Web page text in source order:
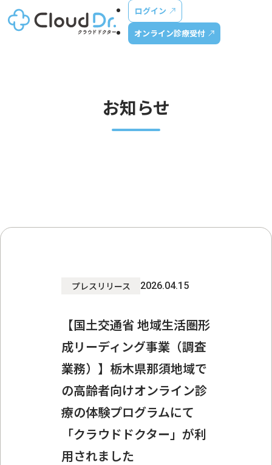
ログイン
オンライン診療受付
お知らせ
プレスリリース 2026.04.15
【国土交通省 地域生活圏形
成リーディング事業（調査
業務）】栃木県那須地域で
の高齢者向けオンライン診
療の体験プログラムにて
「クラウドドクター」が利
用されました